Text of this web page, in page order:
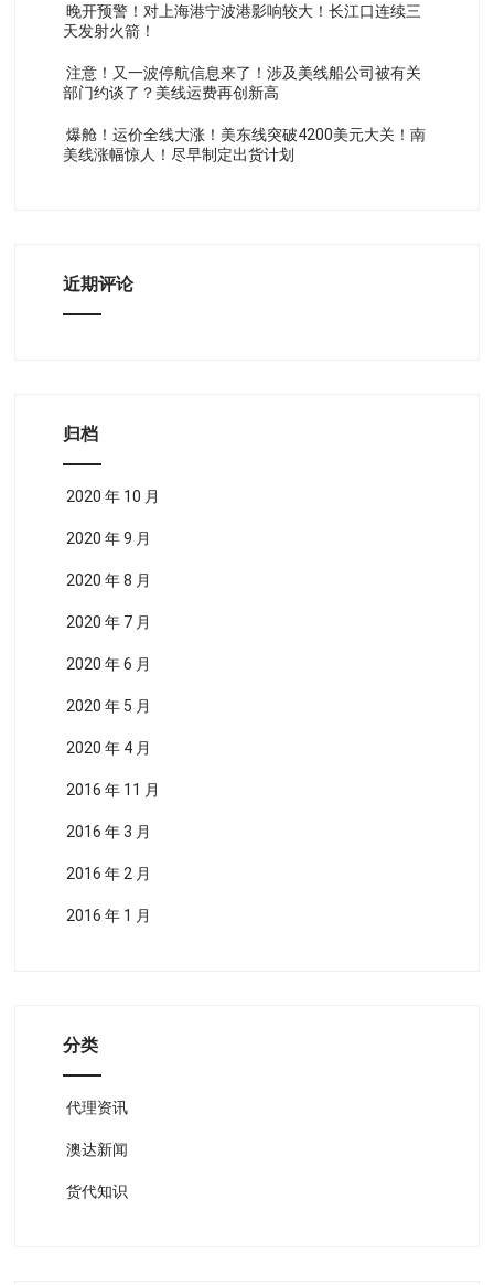
晚开预警！对上海港宁波港影响较大！长江口连续三
天发射火箭！
注意！又一波停航信息来了！涉及美线船公司被有关
部门约谈了？美线运费再创新高
爆舱！运价全线大涨！美东线突破4200美元大关！南
美线涨幅惊人！尽早制定出货计划
近期评论
归档
2020 年 10 月
2020 年 9 月
2020 年 8 月
2020 年 7 月
2020 年 6 月
2020 年 5 月
2020 年 4 月
2016 年 11 月
2016 年 3 月
2016 年 2 月
2016 年 1 月
分类
代理资讯
澳达新闻
货代知识